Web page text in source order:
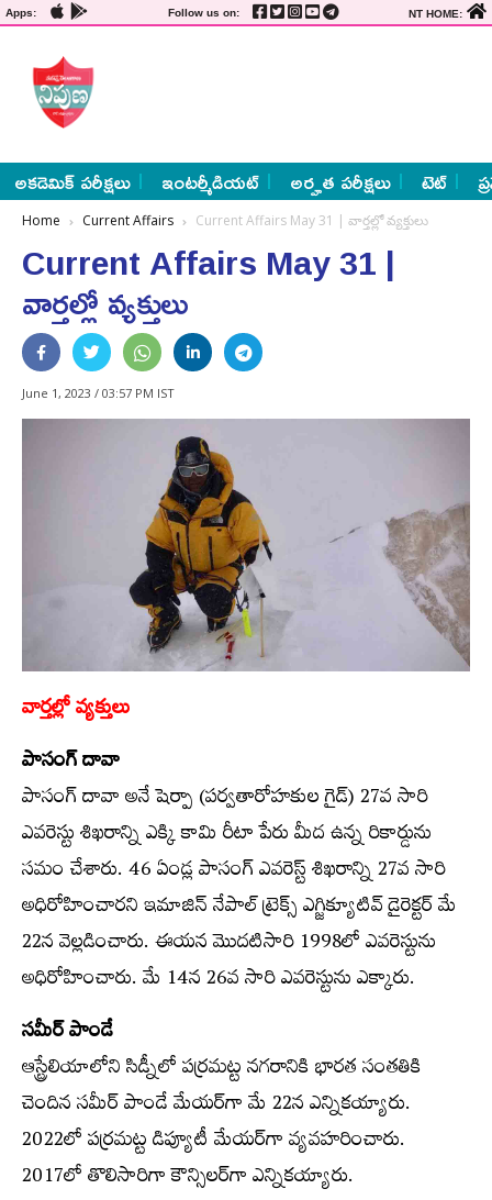
Apps: Follow us on: NT HOME:
అకడెమిక్ పరీక్షలు ఇంటర్మీడియట్ అర్హత పరీక్షలు టెట్
Home Current Affairs Current Affairs May 31 | వార్తల్లో వ్యక్తులు
Current Affairs May 31 |
వార్తల్లో వ్యక్తులు
June 1, 2023 / 03:57 PM IST
వార్తల్లో వ్యక్తులు
పాసంగ్‌ దావా
పాసంగ్‌ దావా అనే షెర్పా (పర్వతారోహకుల గైడ్‌) 27వ సారి
ఎవరెస్టు శిఖరాన్ని ఎక్కి కామి రీటా పేరు మీద ఉన్న రికార్డును
సమం చేశారు. 46 ఏండ్ల పాసంగ్‌ ఎవరెస్ట్‌ శిఖరాన్ని 27వ సారి
అధిరోహించారని ఇమాజిన్‌ నేపాల్‌ ట్రెక్స్‌ ఎగ్జిక్యూటివ్‌ డైరెక్టర్‌ మే
22న వెల్లడించారు. ఈయన మొదటిసారి 1998లో ఎవరెస్టును
అధిరోహించారు. మే 14న 26వ సారి ఎవరెస్టును ఎక్కారు.
సమీర్‌ పాండే
ఆస్ట్రేలియాలోని సిడ్నీలో పర్రమట్ట నగరానికి భారత సంతతికి
చెందిన సమీర్‌ పాండే మేయర్‌గా మే 22న ఎన్నికయ్యారు.
2022లో పర్రమట్ట డిప్యూటీ మేయర్‌గా వ్యవహరించారు.
2017లో తొలిసారిగా కౌన్సిలర్‌గా ఎన్నికయ్యారు.